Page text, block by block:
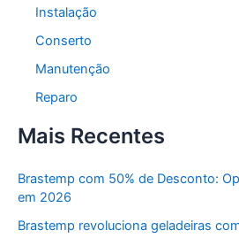
Instalação
Conserto
Manutenção
Reparo
Mais Recentes
Brastemp com 50% de Desconto:
em 2026
Brastemp revoluciona geladeiras